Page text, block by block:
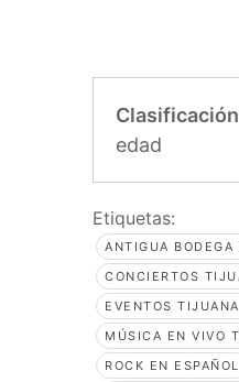
edad
Etiquetas:
ANTIGUA BODEGA
CONCIERTOS
EVENTOS
MÚSICA EN VIVO
ROCK EN ESPAÑOL